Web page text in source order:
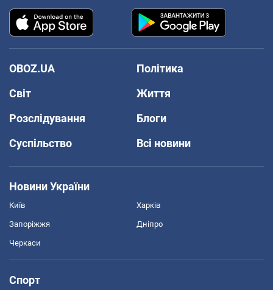
OBOZ.UA
Політика
Світ
Життя
Розслідування
Блоги
Суспільство
Всі новини
Новини України
Київ Харків
Запоріжжя Дніпро
Черкаси
Спорт